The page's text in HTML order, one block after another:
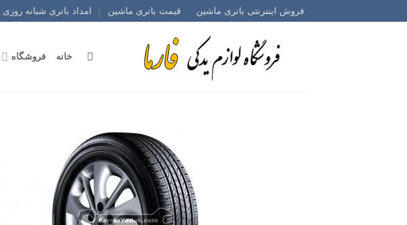
to
فروش اینترنتی باتری ماشین قیمت باتری ماشین امداد باتری شبانه روزی
خانه فروشگاه